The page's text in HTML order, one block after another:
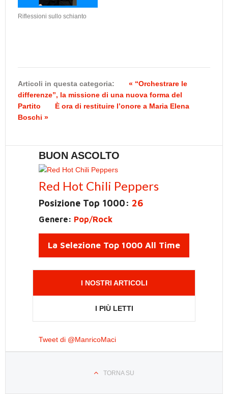
Riflessioni sullo schianto
Articoli in questa categoria:
« “Orchestrare le
differenze”, la missione di una nuova forma del
Partito
È ora di restituire l’onore a Maria Elena
Boschi »
BUON ASCOLTO
Red Hot Chili Peppers
Posizione Top 1000: 26
Genere: Pop/Rock
La Selezione Top 1000 All Time
I NOSTRI ARTICOLI
I PIÙ LETTI
Tweet di @ManricoMaci
TORNA SU